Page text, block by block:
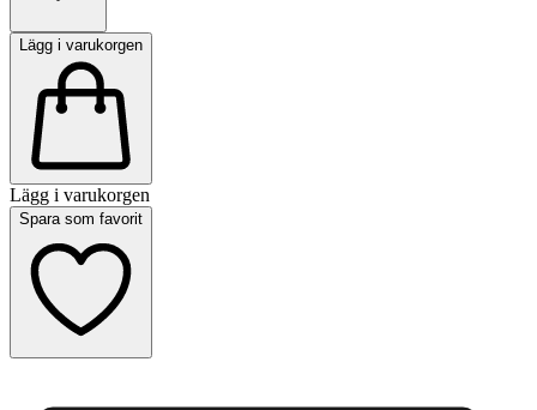
Lägg i varukorgen
Lägg i varukorgen
Spara som favorit